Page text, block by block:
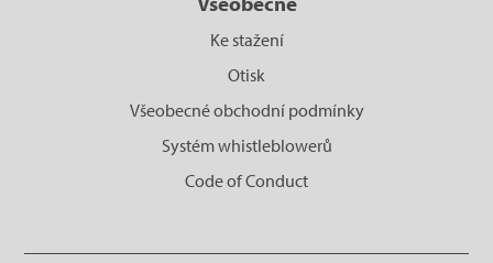
Ke stažení
Otisk
Všeobecné obchodní podmínky
Systém whistleblowerů
Code of Conduct